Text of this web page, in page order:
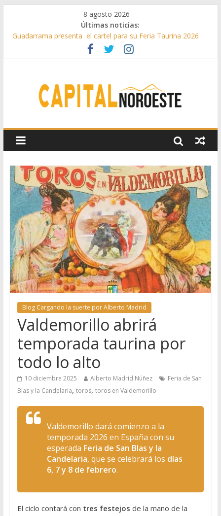
8 agosto 2026
Últimas noticias:
Guadarrama presenta el cartel para su Feria Taurina 2026
Hey Kid e Inazio en ‘La Gran Noche del Indie’ de las fiestas
Boadilla destinó más de 11 millones de euros a ayudas y
beneficios fiscales en 2025
Blog Cargando la suerte por Alberto Madrid
Valdemorillo abrirá
temporada taurina por
todo lo alto
10 diciembre 2025 Alberto Madrid Núñez
Feria de San
Blas y la Candelaria, toros, toros en Valdemorillo
Valdemorillo dará comienzo a la
temporada 2026 en España con su
esperada Feria de San Blas y la
Candelaria, que se celebrará los días
6, 7 y 8 de febrero.
El ciclo contará con tres festejos de la mano de la